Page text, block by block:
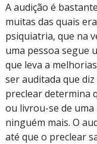
A audição é
muitas das quais
psiquiatria, que na
uma pessoa segue
que leva a
ser auditada que
preclear determina
ou livrou-se de
ninguém mais. O
até que o preclear